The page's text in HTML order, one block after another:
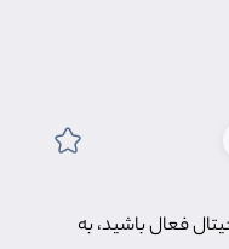
فعال باشید، به